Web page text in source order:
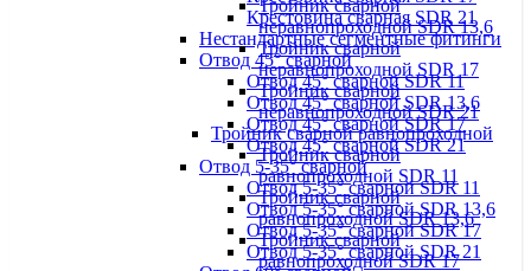
Крестовина сварная SDR 21
Нестандартные сегментные фитинги
Отвод 45° сварной
Отвод 45° сварной SDR 11
Отвод 45° сварной SDR 13,6
Отвод 45° сварной SDR 17
Отвод 45° сварной SDR 21
Отвод 5-35° сварной
Отвод 5-35° сварной SDR 11
Отвод 5-35° сварной SDR 13,6
Отвод 5-35° сварной SDR 17
Отвод 5-35° сварной SDR 21
Тройник сварной
неравнопроходной SDR 13,6
Тройник сварной
неравнопроходной SDR 17
Тройник сварной
неравнопроходной SDR 21
Тройник сварной равнопроходной
Тройник сварной
равнопроходной SDR 11
Тройник сварной
равнопроходной SDR 13,6
Тройник сварной
равнопроходной SDR 17